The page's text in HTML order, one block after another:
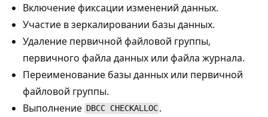
Включение фиксации изменений данных.
Участие в зеркалировании базы данных.
Удаление первичной файловой группы,
первичного файла данных или файла журнала.
Переименование базы данных или первичной
файловой группы.
Выполнение DBCC CHECKALLOC .